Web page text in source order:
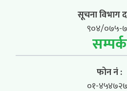
सूचना विभाग
९०४/०७५-
सम्पर्क
फोन नं :
०१-